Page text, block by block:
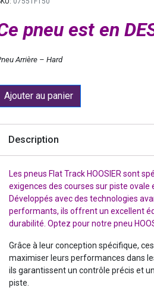
pneu est en
Arrière – Hard
Ajouter au panier
Description
Les pneus Flat Track HOOSIER sont
exigences des courses sur piste ovale
Développés avec des technologies
performants, ils offrent un excellent
durabilité. Optez pour notre pneu
Grâce à leur conception spécifique,
maximiser leurs performances dans
ils garantissent un contrôle précis et
piste.